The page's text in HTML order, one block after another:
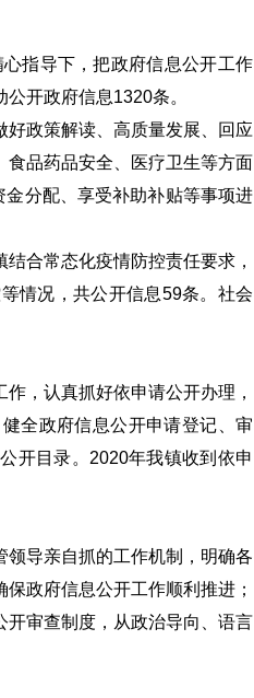
指导下，把政府信息公开工作
开政府信息1320条。
政策解读、高质量发展、回应
食品药品安全、医疗卫生等方面
分配、享受补助补贴等事项进
合常态化疫情防控责任要求，
情况，共公开信息59条。社会
，认真抓好依申请公开办理，
全政府信息公开申请登记、审
开目录。2020年我镇收到依申
导亲自抓的工作机制，明确各
政府信息公开工作顺利推进；
开审查制度，从政治导向、语言